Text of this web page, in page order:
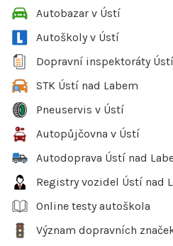
Autobazar v Ústí
Autoškoly v Ústí
Dopravní inspektoráty
STK Ústí nad Labem
Pneuservis v Ústí
Autopůjčovna v Ústí
Autodoprava Ústí nad
Registry vozidel Ústí nad
Online testy autoškola
Význam dopravních